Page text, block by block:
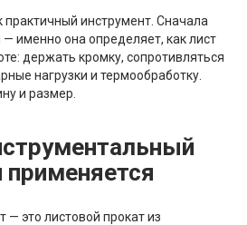
практичный инструмент. Сначала
именно она определяет, как лист
держать кромку, сопротивляться
нагрузки и термообработку.
и размер.
применяется
— это листовой прокат из